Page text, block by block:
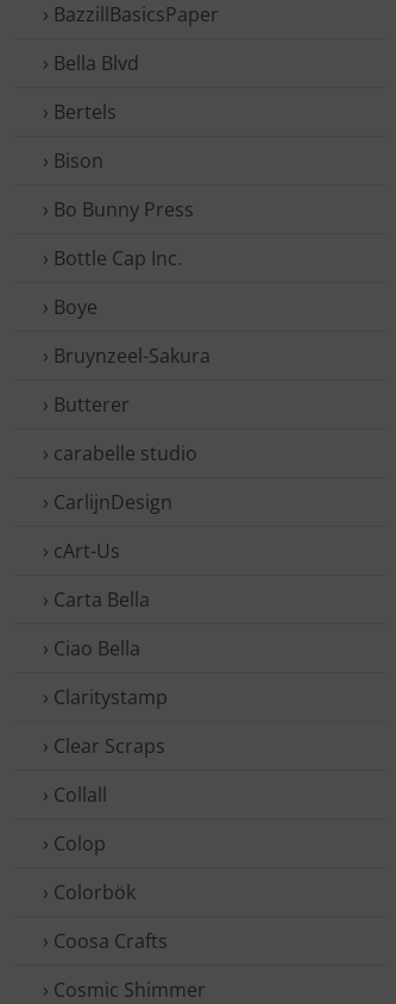
› BazzillBasicsPaper
› Bella Blvd
› Bertels
› Bison
› Bo Bunny Press
› Bottle Cap Inc.
› Boye
› Bruynzeel-Sakura
› Butterer
› carabelle studio
› CarlijnDesign
› cArt-Us
› Carta Bella
› Ciao Bella
› Claritystamp
› Clear Scraps
› Collall
› Colop
› Colorbök
› Coosa Crafts
› Cosmic Shimmer